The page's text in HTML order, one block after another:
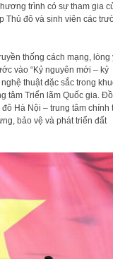
trình có sự tham gia
Thủ đô và sinh viên các
thống cách mạng, lòng
vào “Kỷ nguyên mới – kỷ
thuật đặc sắc trong
tâm Triển lãm Quốc gia.
Hà Nội – trung tâm chính
bảo vệ và phát triển đất